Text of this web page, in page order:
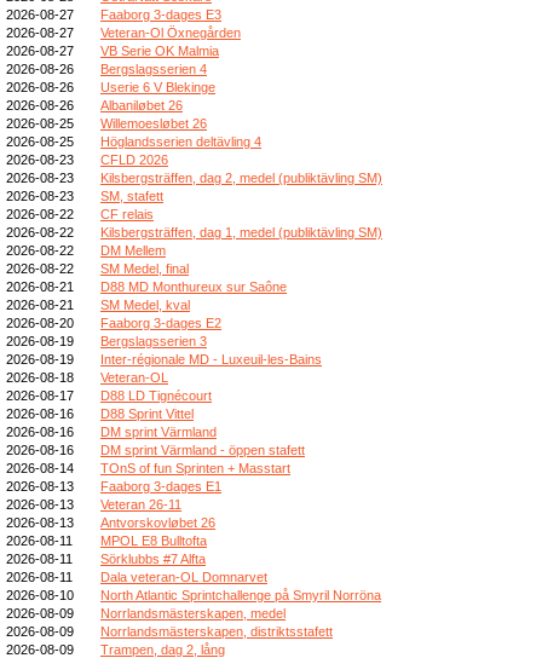
2026-08-27
Faaborg 3-dages E3
2026-08-27
Veteran-Ol Öxnegården
2026-08-27
VB Serie OK Malmia
2026-08-26
Bergslagsserien 4
2026-08-26
Userie 6 V Blekinge
2026-08-26
Albaniløbet 26
2026-08-25
Willemoesløbet 26
2026-08-25
Höglandsserien deltävling 4
2026-08-23
CFLD 2026
2026-08-23
Kilsbergsträffen, dag 2, medel (publiktävling SM)
2026-08-23
SM, stafett
2026-08-22
CF relais
2026-08-22
Kilsbergsträffen, dag 1, medel (publiktävling SM)
2026-08-22
DM Mellem
2026-08-22
SM Medel, final
2026-08-21
D88 MD Monthureux sur Saône
2026-08-21
SM Medel, kval
2026-08-20
Faaborg 3-dages E2
2026-08-19
Bergslagsserien 3
2026-08-19
Inter-régionale MD - Luxeuil-les-Bains
2026-08-18
Veteran-OL
2026-08-17
D88 LD Tignécourt
2026-08-16
D88 Sprint Vittel
2026-08-16
DM sprint Värmland
2026-08-16
DM sprint Värmland - öppen stafett
2026-08-14
TOnS of fun Sprinten + Masstart
2026-08-13
Faaborg 3-dages E1
2026-08-13
Veteran 26-11
2026-08-13
Antvorskovløbet 26
2026-08-11
MPOL E8 Bulltofta
2026-08-11
Sörklubbs #7 Alfta
2026-08-11
Dala veteran-OL Domnarvet
2026-08-10
North Atlantic Sprintchallenge på Smyril Norröna
2026-08-09
Norrlandsmästerskapen, medel
2026-08-09
Norrlandsmästerskapen, distriktsstafett
2026-08-09
Trampen, dag 2, lång